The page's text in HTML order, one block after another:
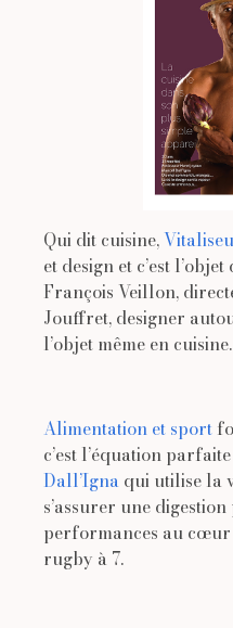
Qui dit cuisine,
et design et c’est
François Veillon,
Jouffret, designer
l’objet même en cuisine.
Alimentation et sport
c’est l’équation
Dall’Igna qui utilise la
s’assurer une
performances au cœur
rugby à 7.